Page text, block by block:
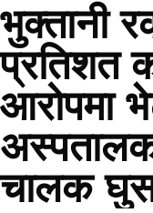
भुक्तानी
प्रतिशत
आरोपमा
चालक